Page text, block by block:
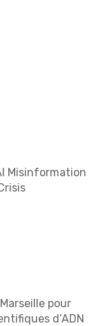
Misinformation
pour
d’ADN